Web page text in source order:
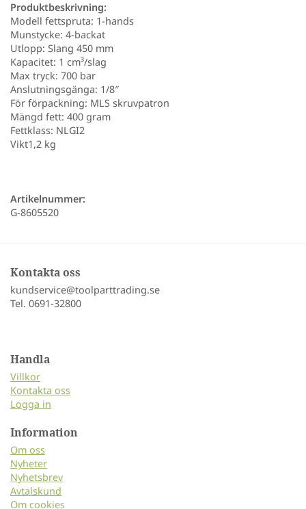
Produktbeskrivning:
Modell fettspruta: 1-hands
Munstycke: 4-backat
Utlopp: Slang 450 mm
Kapacitet: 1 cm³/slag
Max tryck: 700 bar
Anslutningsgänga: 1/8″
För förpackning: MLS skruvpatron
Mängd fett: 400 gram
Fettklass: NLGI2
Vikt1,2 kg
Artikelnummer:
G-8605520
Kontakta oss
kundservice@toolparttrading.se
Tel. 0691-32800
Handla
Villkor
Kontakta oss
Logga in
Information
Om oss
Nyheter
Nyhetsbrev
Avtalskund
Om cookies